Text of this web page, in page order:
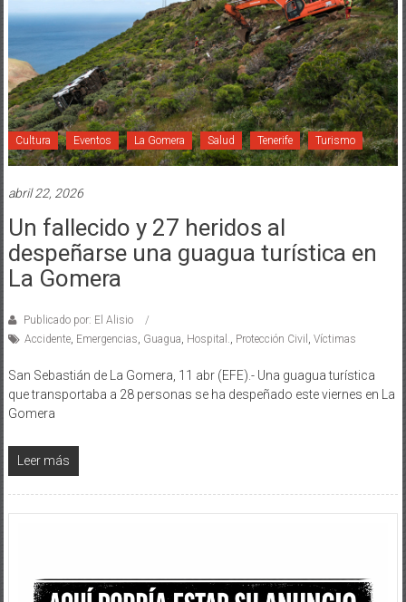
Cultura Eventos La Gomera Salud Tenerife Turismo
abril 22, 2026
Un fallecido y 27 heridos al
despeñarse una guagua turística en
La Gomera
Publicado por: El Alisio
Accidente, Emergencias, Guagua, Hospital., Protección Civil , Víctimas
San Sebastián de La Gomera, 11 abr (EFE).- Una guagua turística
que transportaba a 28 personas se ha despeñado este viernes en La
Gomera
Leer más